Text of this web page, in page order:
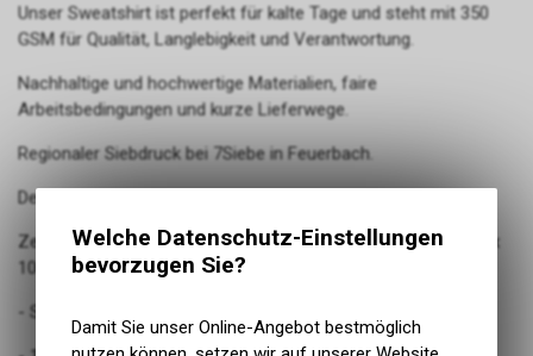
Unser Sweatshirt ist perfekt für kalte Tage und steht mit 350
GSM für Qualität, Langlebigkeit und Verantwortung.
Nachhaltige und hochwertige Materialien, faire
Arbeitsbedingungen und kurze Lieferwege.
Regionaler Siebdruck bei 7Siebe in Feuerbach.
Design von Stuttgarter Designerinnen.
Zertifikate: GOTS - Global Organic Textile Standard / Oeko Tex
100 / Peta Approved Vegan / Fair Wear
- Set-In Ärmel
Welche Datenschutz-Einstellungen
bevorzugen Sie?
Damit Sie unser Online-Angebot bestmöglich